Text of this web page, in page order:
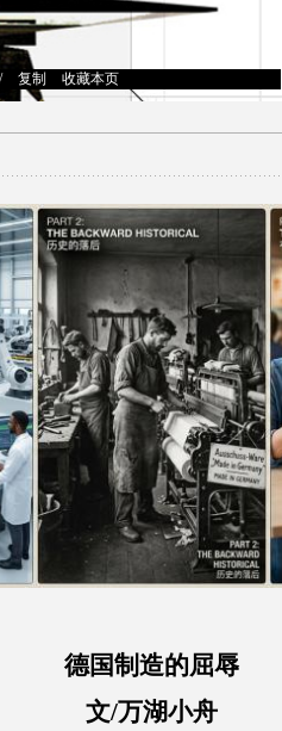
> 复制 收藏本页
德国制造的屈辱
文/万湖小舟